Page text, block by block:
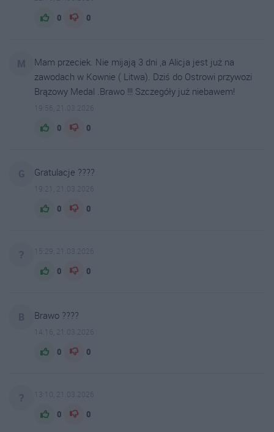
0 0
Mam przeciek. Nie mijają 3 dni ,a Alicja jest już na
zawodach w Kownie ( Litwa). Dziś do Ostrowi przywozi
Brązowy Medal .Brawo !!! Szczegóły już niebawem!
19:56, 21.03.2026
0 0
Gratulacje ????
19:21, 21.03.2026
0 0
15:29, 21.03.2026
0 0
Brawo ????
14:16, 21.03.2026
0 0
13:10, 21.03.2026
0 0